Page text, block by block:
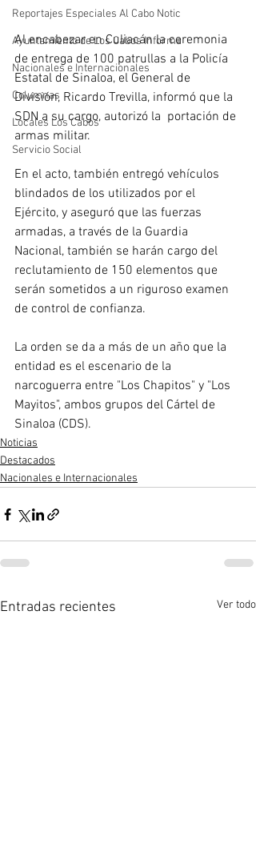
Reportajes Especiales Al Cabo Notic
Ayuntamiento de Los Cabos Informa
Nacionales e Internacionales
Columnas
Locales Los Cabos
Servicio Social
Al encabezar en Culiacán la ceremonia
de entrega de 100 patrullas a la Policía
Estatal de Sinaloa, el General de
División, Ricardo Trevilla, informó que la
SDN a su cargo, autorizó la  portación de
armas militar.
En el acto, también entregó vehículos
blindados de los utilizados por el
Ejército, y aseguró que las fuerzas
armadas, a través de la Guardia
Nacional, también se harán cargo del
reclutamiento de 150 elementos que
serán sometidos a un riguroso examen
de control de confianza.
La orden se da a más de un año que la
entidad es el escenario de la
narcoguerra entre "Los Chapitos" y "Los
Mayitos", ambos grupos del Cártel de
Sinaloa (CDS).
Noticias
Destacados
Nacionales e Internacionales
Entradas recientes Ver todo